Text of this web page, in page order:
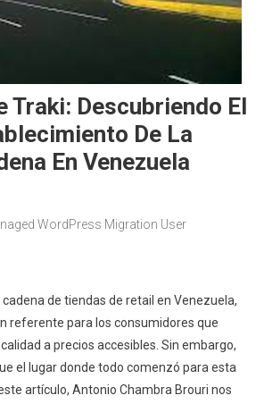
Traki: Descubriendo El
De La
En Venezuela
WordPress Migration User
de tiendas de retail en Venezuela,
referente para los consumidores que
a precios accesibles. Sin embargo,
el lugar donde todo comenzó para esta
artículo, Antonio Chambra Brouri nos